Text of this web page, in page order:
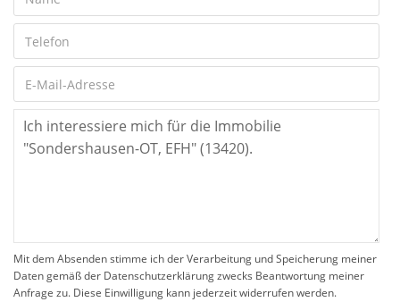
Mit dem Absenden stimme ich der Verarbeitung und Speicherung meiner
Daten gemäß der Datenschutzerklärung zwecks Beantwortung meiner
Anfrage zu. Diese Einwilligung kann jederzeit widerrufen werden.